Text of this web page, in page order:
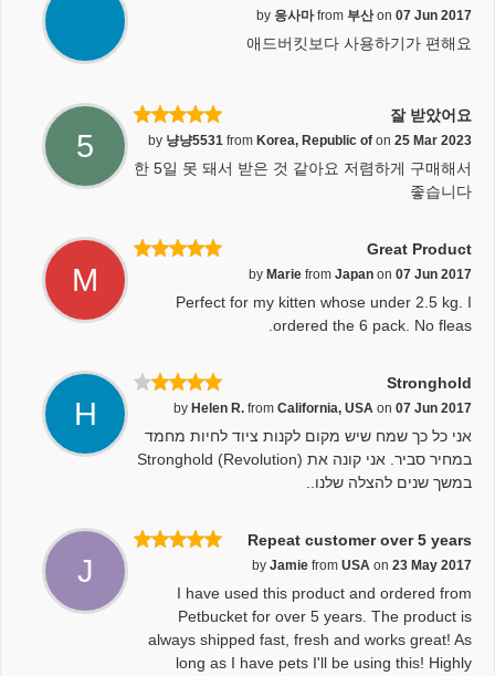
by 응사마 from 부산 on 07 Jun 2017
애드버킷보다 사용하기가 편해요
5
잘 받았어요
by 냥냥5531 from Korea, Republic of on 25 Mar 2023
한 5일 못 돼서 받은 것 같아요 저렴하게 구매해서
좋습니다
M
Great Product
by Marie from Japan on 07 Jun 2017
Perfect for my kitten whose under 2.5 kg. I
ordered the 6 pack. No fleas.
H
Stronghold
by Helen R. from California, USA on 07 Jun 2017
אני כל כך שמח שיש מקום לקנות ציוד לחיות מחמד
במחיר סביר. אני קונה את Stronghold (Revolution)
במשך שנים להצלה שלנו..
J
Repeat customer over 5 years
by Jamie from USA on 23 May 2017
I have used this product and ordered from
Petbucket for over 5 years. The product is
always shipped fast, fresh and works great! As
long as I have pets I'll be using this! Highly